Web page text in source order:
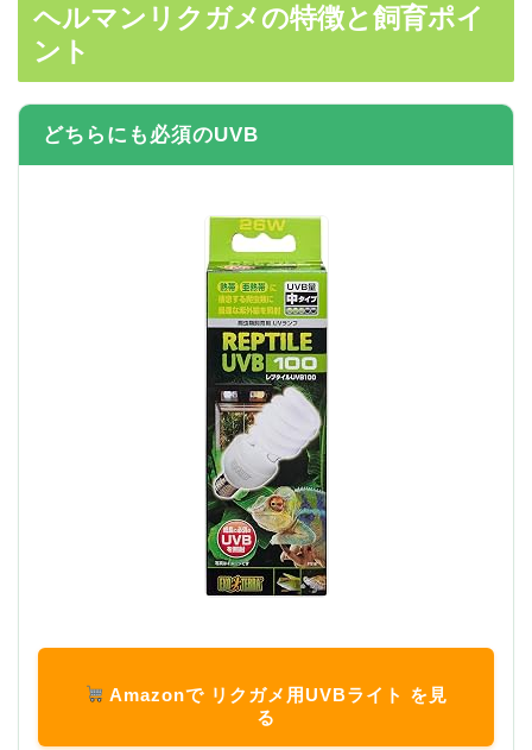
ヘルマンリクガメの特徴と飼育ポイ
ント
どちらにも必須のUVB
Amazonで リクガメ用UVBライト を見
る